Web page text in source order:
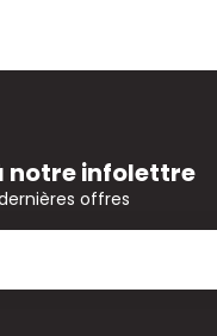
notre infolettre
offres